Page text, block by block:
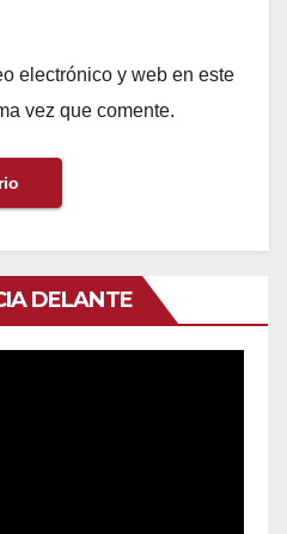
electrónico y web en este
vez que comente.
DELANTE